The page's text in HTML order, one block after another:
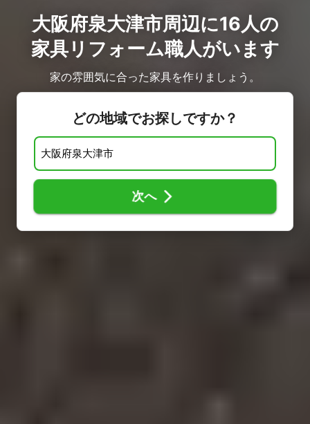
大阪府泉大津市周辺に16人の
家具リフォーム職人がいます
家の雰囲気に合った家具を作りましょう。
どの地域でお探しですか？
次へ